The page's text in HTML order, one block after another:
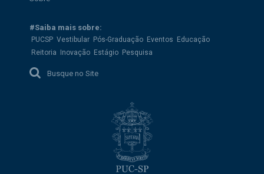
#Saiba mais sobre:
PUCSP Vestibular Pós-Graduação Eventos
Educação
Reitoria
Inovação Estágio Pesquisa
Busque no Site